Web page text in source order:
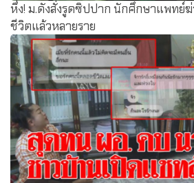
หึ่ง! ม.ดังสั่งรูดซิปปาก นักศึกษาแพทย์
ชีวิตแล้วหลายราย